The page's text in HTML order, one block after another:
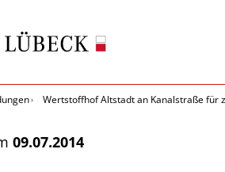
Wertstoffhof Altstadt an Kanalstraße für
09.07.2014